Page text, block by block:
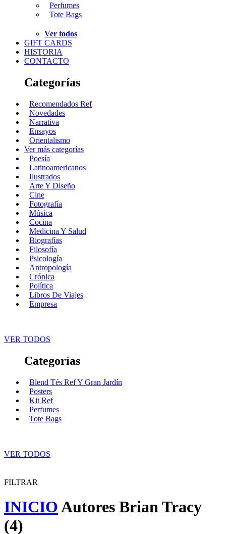
Perfumes
Tote Bags
Ver todos
GIFT CARDS
HISTORIA
CONTACTO
Categorías
Recomendados Ref
Novedades
Narrativa
Ensayos
Orientalismo
Ver más categorías
Poesía
Latinoamericanos
Ilustrados
Arte Y Diseño
Cine
Fotografía
Música
Cocina
Medicina Y Salud
Biografías
Filosofía
Psicología
Antropología
Crónica
Política
Libros De Viajes
Empresa
VER TODOS
Categorías
Blend Tés Ref Y Gran Jardín
Posters
Kit Ref
Perfumes
Tote Bags
VER TODOS
FILTRAR
INICIOAutores Brian Tracy
(4)